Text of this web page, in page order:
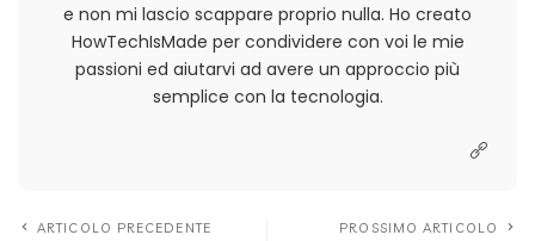
e non mi lascio scappare proprio nulla. Ho creato
HowTechIsMade per condividere con voi le mie
passioni ed aiutarvi ad avere un approccio più
semplice con la tecnologia.
ARTICOLO PRECEDENTE PROSSIMO ARTICOLO